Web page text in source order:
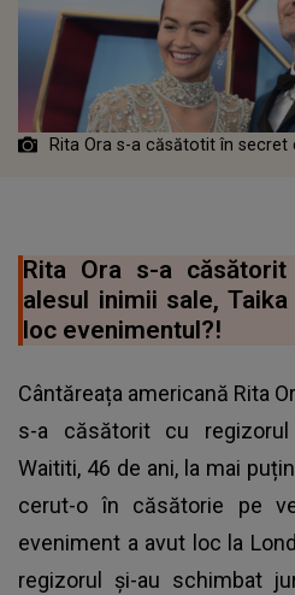
Rita Ora s-a căsătotit în secret
Rita Ora s-a
alesul inimii sale,
loc evenimentul?!
Cântăreața americană Rita
s-a căsătorit cu
Waititi, 46 de ani, la mai
cerut-o în căsătorie pe
eveniment a avut loc la
regizorul și-au schimbat